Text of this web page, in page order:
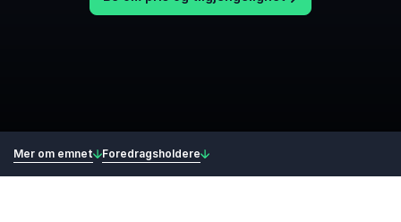
Mer om emnet Foredragsholdere